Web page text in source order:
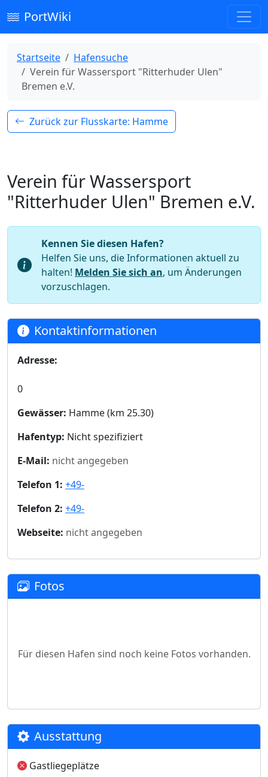
PortWiki
Startseite
Hafensuche
Verein für Wassersport "Ritterhuder Ulen"
Bremen e.V.
Zurück zur Flusskarte: Hamme
Verein für Wassersport
"Ritterhuder Ulen" Bremen e.V.
Kennen Sie diesen Hafen?
Helfen Sie uns, die Informationen aktuell zu
halten! Melden Sie sich an, um Änderungen
vorzuschlagen.
Kontaktinformationen
Adresse:
0
Gewässer: Hamme (km 25.30)
Hafentyp: Nicht spezifiziert
E-Mail: nicht angegeben
Telefon 1: +49-
Telefon 2: +49-
Webseite: nicht angegeben
Fotos
Für diesen Hafen sind noch keine Fotos vorhanden.
Ausstattung
Gastliegeplätze